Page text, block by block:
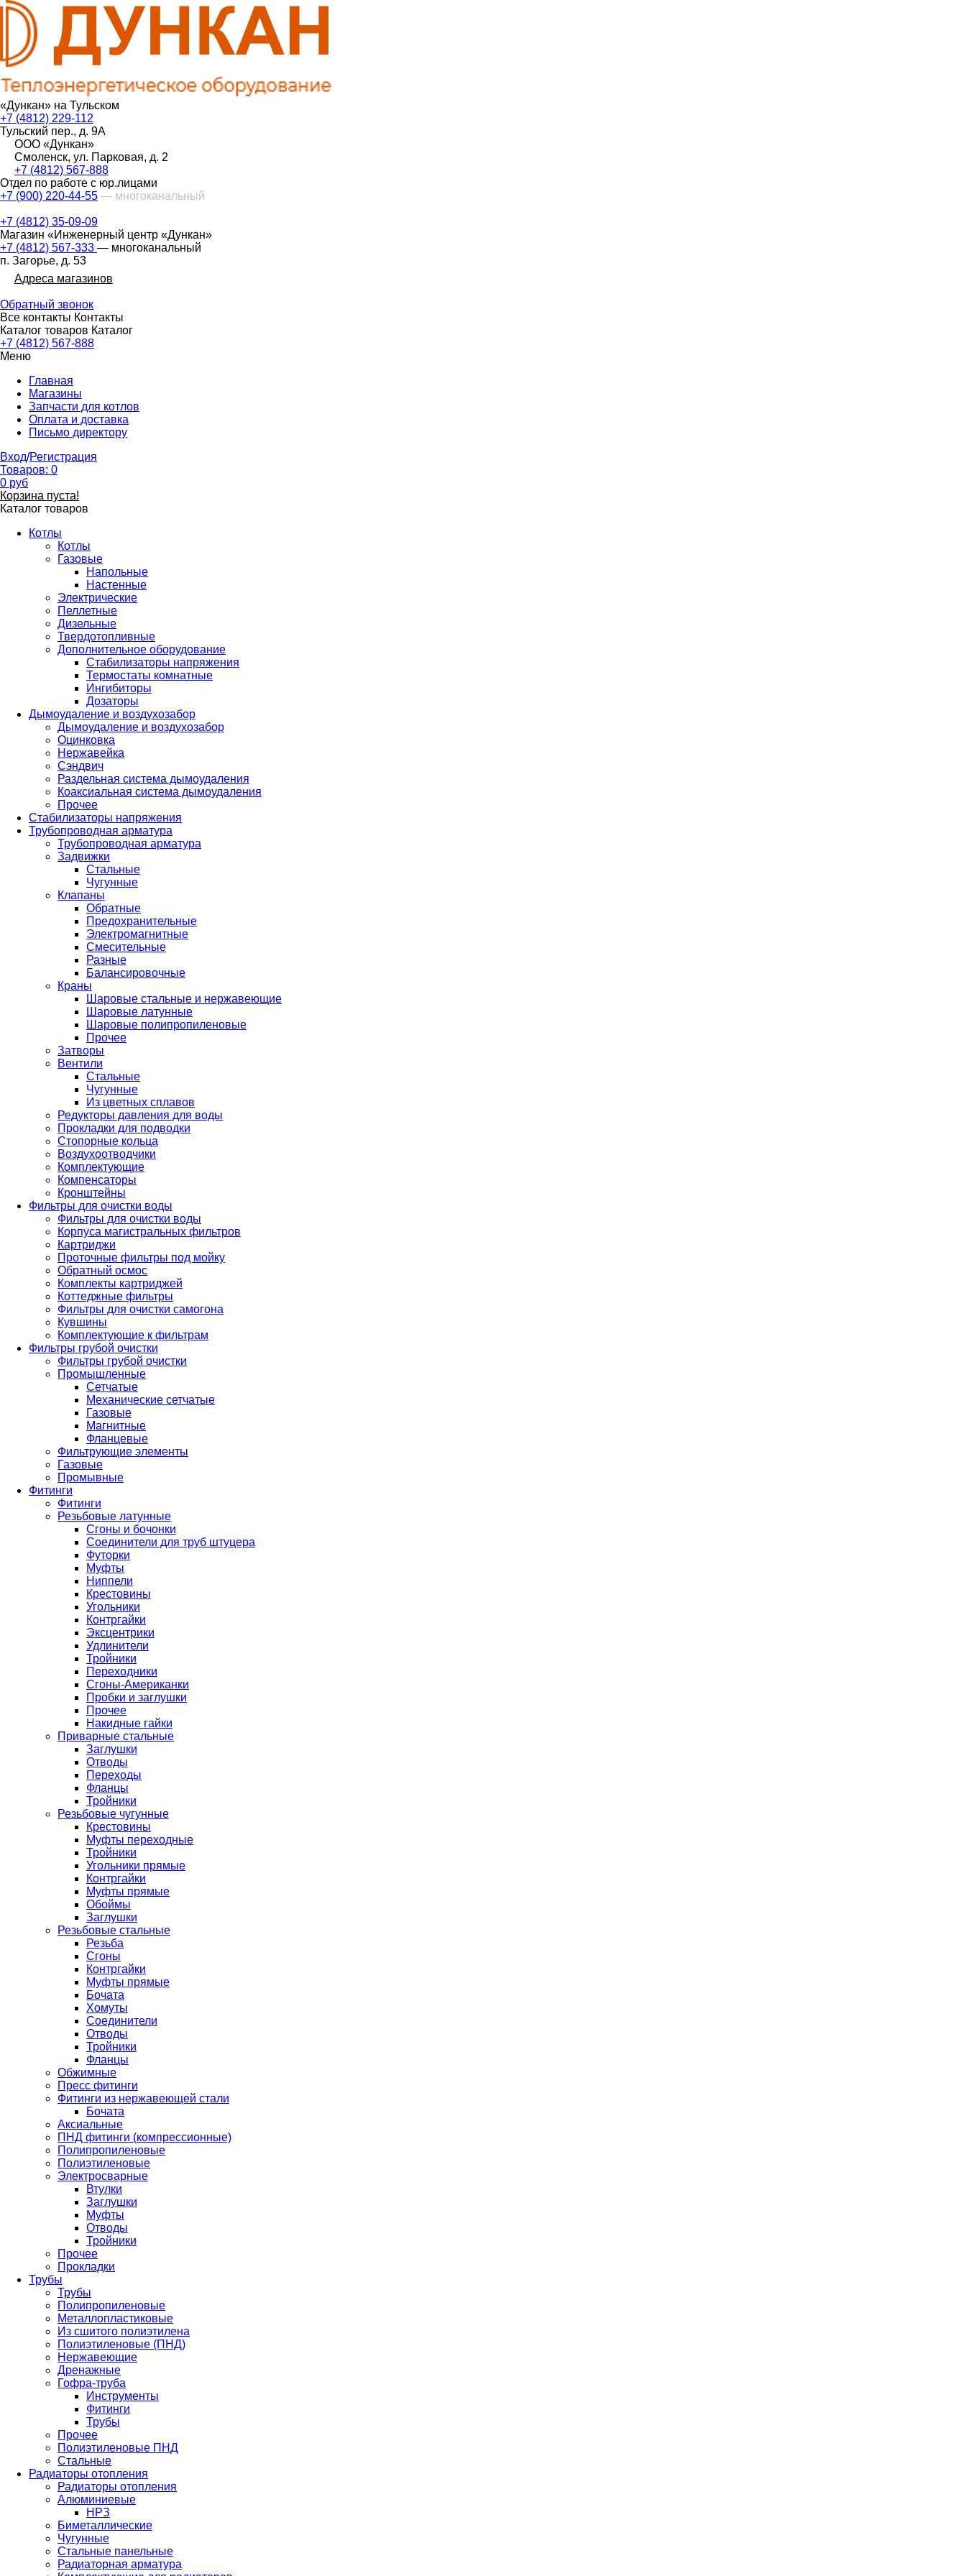
«Дункан» на Тульском
+7 (4812) 229-112
Тульский пер., д. 9А
ООО «Дункан»
Смоленск, ул. Парковая, д. 2
+7 (4812) 567-888
Отдел по работе с юр.лицами
+7 (900) 220-44-55 — многоканальный
+7 (4812) 35-09-09
Магазин «Инженерный центр «Дункан»
+7 (4812) 567-333 — многоканальный
п. Загорье, д. 53
Адреса магазинов
Обратный звонок
Все контакты Контакты
Каталог товаров Каталог
+7 (4812) 567-888
Меню
Главная
Магазины
Запчасти для котлов
Оплата и доставка
Письмо директору
Вход/Регистрация
Товаров: 0
0 руб
Корзина пуста!
Каталог товаров
Котлы
Котлы
Газовые
Напольные
Настенные
Электрические
Пеллетные
Дизельные
Твердотопливные
Дополнительное оборудование
Стабилизаторы напряжения
Термостаты комнатные
Ингибиторы
Дозаторы
Дымоудаление и воздухозабор
Дымоудаление и воздухозабор
Оцинковка
Нержавейка
Сэндвич
Раздельная система дымоудаления
Коаксиальная система дымоудаления
Прочее
Стабилизаторы напряжения
Трубопроводная арматура
Трубопроводная арматура
Задвижки
Стальные
Чугунные
Клапаны
Обратные
Предохранительные
Электромагнитные
Смесительные
Разные
Балансировочные
Краны
Шаровые стальные и нержавеющие
Шаровые латунные
Шаровые полипропиленовые
Прочее
Затворы
Вентили
Стальные
Чугунные
Из цветных сплавов
Редукторы давления для воды
Прокладки для подводки
Стопорные кольца
Воздухоотводчики
Комплектующие
Компенсаторы
Кронштейны
Фильтры для очистки воды
Фильтры для очистки воды
Корпуса магистральных фильтров
Картриджи
Проточные фильтры под мойку
Обратный осмос
Комплекты картриджей
Коттеджные фильтры
Фильтры для очистки самогона
Кувшины
Комплектующие к фильтрам
Фильтры грубой очистки
Фильтры грубой очистки
Промышленные
Сетчатые
Механические сетчатые
Газовые
Магнитные
Фланцевые
Фильтрующие элементы
Газовые
Промывные
Фитинги
Фитинги
Резьбовые латунные
Сгоны и бочонки
Соединители для труб штуцера
Футорки
Муфты
Ниппели
Крестовины
Угольники
Контргайки
Эксцентрики
Удлинители
Тройники
Переходники
Сгоны-Американки
Пробки и заглушки
Прочее
Накидные гайки
Приварные стальные
Заглушки
Отводы
Переходы
Фланцы
Тройники
Резьбовые чугунные
Крестовины
Муфты переходные
Тройники
Угольники прямые
Контргайки
Муфты прямые
Обоймы
Заглушки
Резьбовые стальные
Резьба
Сгоны
Контргайки
Муфты прямые
Бочата
Хомуты
Соединители
Отводы
Тройники
Фланцы
Обжимные
Пресс фитинги
Фитинги из нержавеющей стали
Бочата
Аксиальные
ПНД фитинги (компрессионные)
Полипропиленовые
Полиэтиленовые
Электросварные
Втулки
Заглушки
Муфты
Отводы
Тройники
Прочее
Прокладки
Трубы
Трубы
Полипропиленовые
Металлопластиковые
Из сшитого полиэтилена
Полиэтиленовые (ПНД)
Нержавеющие
Дренажные
Гофра-труба
Инструменты
Фитинги
Трубы
Прочее
Полиэтиленовые ПНД
Стальные
Радиаторы отопления
Радиаторы отопления
Алюминиевые
НРЗ
Биметаллические
Чугунные
Стальные панельные
Радиаторная арматура